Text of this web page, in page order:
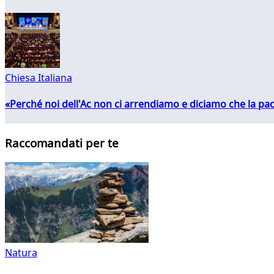
Chiesa Italiana
«Perché noi dell'Ac non ci arrendiamo e diciamo che la
Raccomandati per te
Natura